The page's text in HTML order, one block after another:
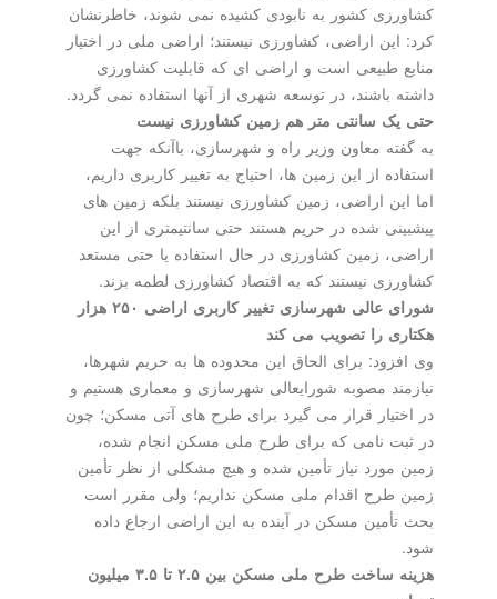
کشاورزی کشور به نابودی کشیده نمی شوند، خاطرنشان
کرد: این اراضی، کشاورزی نیستند؛ اراضی ملی در اختیار
منابع طبیعی است و اراضی ای که قابلیت کشاورزی
داشته باشند، در توسعه شهری از آنها استفاده نمی گردد.
حتی یک سانتی متر هم زمین کشاورزی نیست
به گفته معاون وزیر راه و شهرسازی، باآنکه جهت
استفاده از این زمین ها، احتیاج به تغییر کاربری داریم،
اما این اراضی، زمین کشاورزی نیستند بلکه زمین های
پیشبینی شده در حریم هستند حتی سانتیمتری از این
اراضی، زمین کشاورزی در حال استفاده یا حتی مستعد
کشاورزی نیستند که به اقتصاد کشاورزی لطمه بزند.
شورای عالی شهرسازی تغییر کاربری اراضی ۲۵۰ هزار
هکتاری را تصویب می کند
وی افزود: برای الحاق این محدوده ها به حریم شهرها،
نیازمند مصوبه شورایعالی شهرسازی و معماری هستیم و
در اختیار قرار می گیرد برای طرح های آتی مسکن؛ چون
در ثبت نامی که برای طرح ملی مسکن انجام شده،
زمین مورد نیاز تأمین شده و هیچ مشکلی از نظر تأمین
زمین طرح اقدام ملی مسکن نداریم؛ ولی مقرر است
بحث تأمین مسکن در آینده به این اراضی ارجاع داده
هزینه ساخت طرح ملی مسکن بین ۲.۵ تا ۳.۵ میلیون